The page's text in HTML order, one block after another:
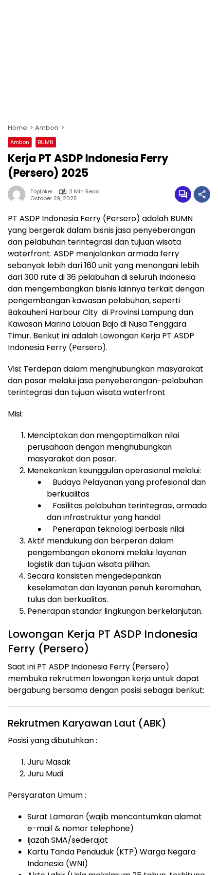
Home Ambon
Ambon BUMN
Kerja PT ASDP Indonesia Ferry
(Persero) 2025
Toploker
3 Min Read
October 29, 2025
PT ASDP Indonesia Ferry (Persero) adalah BUMN
yang bergerak dalam bisnis jasa penyeberangan
dan pelabuhan terintegrasi dan tujuan wisata
waterfront. ASDP menjalankan armada ferry
sebanyak lebih dari 160 unit yang menangani lebih
dari 300 rute di 36 pelabuhan di seluruh Indonesia
dan mengembangkan bisnis lainnya terkait dengan
pengembangan kawasan pelabuhan, seperti
Bakauheni Harbour City di Provinsi Lampung dan
Kawasan Marina Labuan Bajo di Nusa Tenggara
Timur. Berikut ini adalah Lowongan Kerja PT ASDP
Indonesia Ferry (Persero).
Visi: Terdepan dalam menghubungkan masyarakat
dan pasar melalui jasa penyeberangan-pelabuhan
terintegrasi dan tujuan wisata waterfront
Misi:
Menciptakan dan mengoptimalkan nilai
perusahaan dengan menghubungkan
masyarakat dan pasar.
Menekankan keunggulan operasional melalui:
Budaya Pelayanan yang profesional dan
berkualitas
Fasilitas pelabuhan terintegrasi, armada
dan infrastruktur yang handal
Penerapan teknologi berbasis nilai
Aktif mendukung dan berperan dalam
pengembangan ekonomi melalui layanan
logistik dan tujuan wisata pilihan.
Secara konsisten mengedepankan
keselamatan dan layanan penuh keramahan,
tulus dan berkualitas.
Penerapan standar lingkungan berkelanjutan.
Lowongan Kerja PT ASDP Indonesia
Ferry (Persero)
Saat ini PT ASDP Indonesia Ferry (Persero)
membuka rekrutmen lowongan kerja untuk dapat
bergabung bersama dengan posisi sebagai berikut:
Rekrutmen Karyawan Laut (ABK)
Posisi yang dibutuhkan :
Juru Masak
Juru Mudi
Persyaratan Umum :
Surat Lamaran (wajib mencantumkan alamat
e-mail & nomor telephone)
Ijazah SMA/sederajat
Kartu Tanda Penduduk (KTP) Warga Negara
Indonesia (WNI)